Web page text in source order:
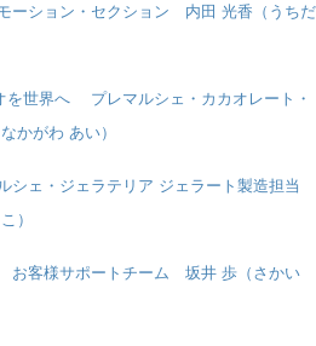
ション・セクション 内田 光香（うちだ
を世界へ プレマルシェ・カカオレート・
かがわ あい）
ェ・ジェラテリア ジェラート製造担当
）
お客様サポートチーム 坂井 歩（さかい